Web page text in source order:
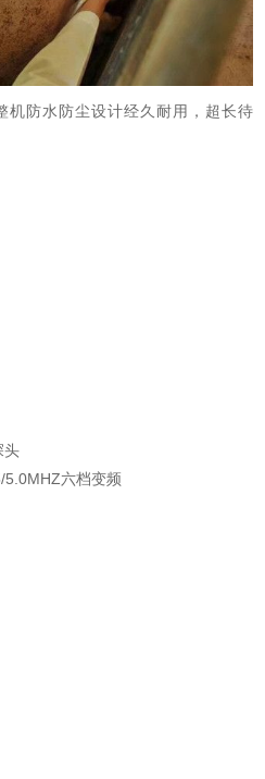
机防水防尘设计经久耐用，超长待
头
5.0MHZ六档变频